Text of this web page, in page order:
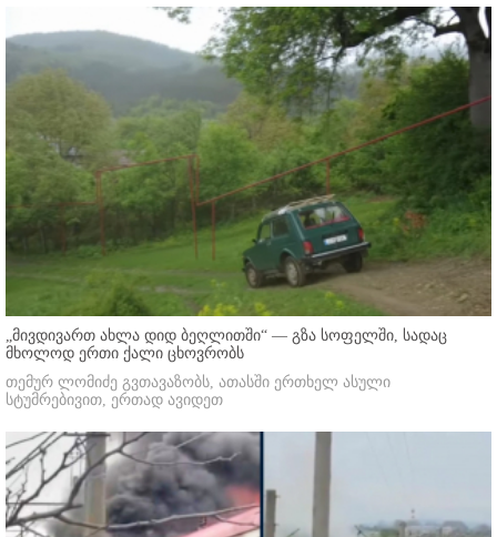
„მივდივართ ახლა დიდ ბეღლითში“ — გზა სოფელში, სადაც
მხოლოდ ერთი ქალი ცხოვრობს
თემურ ლომიძე გვთავაზობს, ათასში ერთხელ ასული
სტუმრებივით, ერთად ავიდეთ